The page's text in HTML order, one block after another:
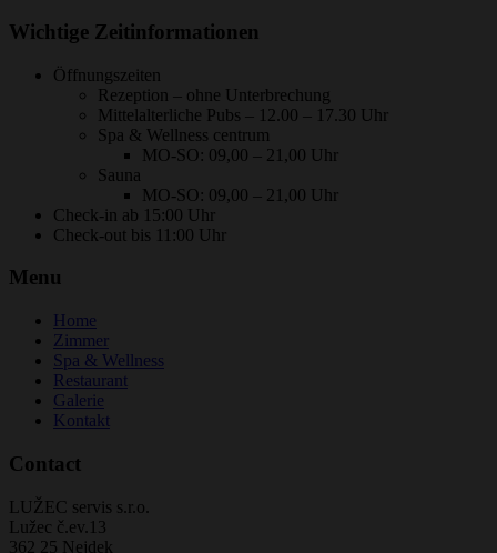
Wichtige Zeitinformationen
Öffnungszeiten
Rezeption – ohne Unterbrechung
Mittelalterliche Pubs – 12.00 – 17.30 Uhr
Spa & Wellness centrum
MO-SO: 09,00 – 21,00 Uhr
Sauna
MO-SO: 09,00 – 21,00 Uhr
Check-in ab 15:00 Uhr
Check-out bis 11:00 Uhr
Menu
Home
Zimmer
Spa & Wellness
Restaurant
Galerie
Kontakt
Contact
LUŽEC servis s.r.o.
Lužec č.ev.13
362 25 Nejdek